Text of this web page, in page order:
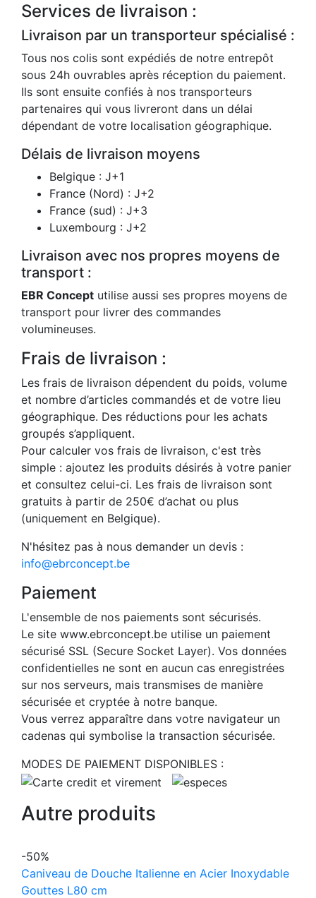
Services de livraison :
Livraison par un transporteur spécialisé :
Tous nos colis sont expédiés de notre entrepôt
sous 24h ouvrables après réception du paiement.
Ils sont ensuite confiés à nos transporteurs
partenaires qui vous livreront dans un délai
dépendant de votre localisation géographique.
Délais de livraison moyens
Belgique : J+1
France (Nord) : J+2
France (sud) : J+3
Luxembourg : J+2
Livraison avec nos propres moyens de
transport :
EBR Concept utilise aussi ses propres moyens de
transport pour livrer des commandes
volumineuses.
Frais de livraison :
Les frais de livraison dépendent du poids, volume
et nombre d’articles commandés et de votre lieu
géographique. Des réductions pour les achats
groupés s’appliquent.
Pour calculer vos frais de livraison, c'est très
simple : ajoutez les produits désirés à votre panier
et consultez celui-ci. Les frais de livraison sont
gratuits à partir de 250€ d’achat ou plus
(uniquement en Belgique).
N'hésitez pas à nous demander un devis :
info@ebrconcept.be
Paiement
L'ensemble de nos paiements sont sécurisés.
Le site www.ebrconcept.be utilise un paiement
sécurisé SSL (Secure Socket Layer). Vos données
confidentielles ne sont en aucun cas enregistrées
sur nos serveurs, mais transmises de manière
sécurisée et cryptée à notre banque.
Vous verrez apparaître dans votre navigateur un
cadenas qui symbolise la transaction sécurisée.
MODES DE PAIEMENT DISPONIBLES :
Autre produits
-50%
Caniveau de Douche Italienne en Acier Inoxydable
Gouttes L80 cm